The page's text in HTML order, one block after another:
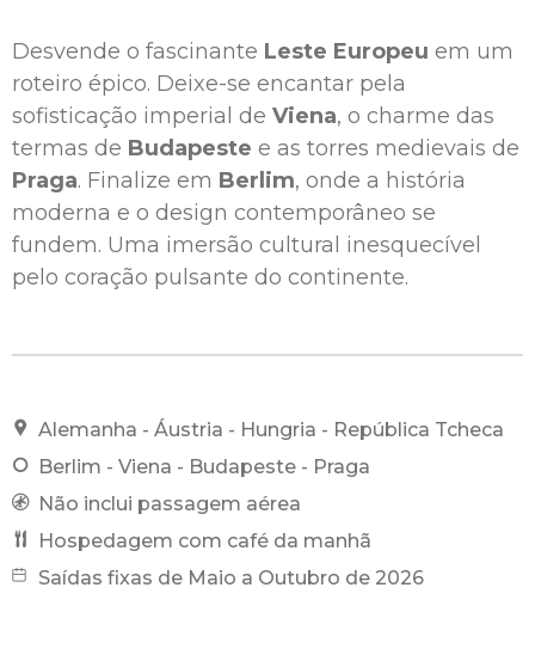
Desvende o fascinante Leste Europeu em um
roteiro épico. Deixe-se encantar pela
sofisticação imperial de Viena, o charme das
termas de Budapeste e as torres medievais de
Praga. Finalize em Berlim, onde a história
moderna e o design contemporâneo se
fundem. Uma imersão cultural inesquecível
pelo coração pulsante do continente.
Alemanha - Áustria - Hungria - República Tcheca
Berlim - Viena - Budapeste - Praga
Não inclui passagem aérea
Hospedagem com café da manhã
Saídas fixas de Maio a Outubro de 2026